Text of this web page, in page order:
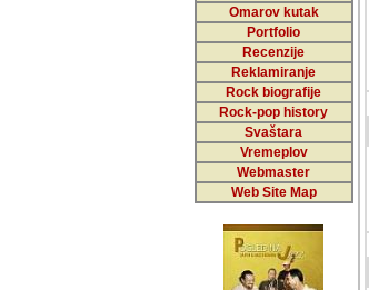
Omarov kutak
Portfolio
Recenzije
Reklamiranje
Rock biografije
Rock-pop history
Svaštara
Vremeplov
Webmaster
Web Site Map